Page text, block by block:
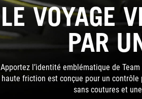
LE VOYAGE
PAR
Apportez l’identité emblématique de
haute friction est conçue pour un
sans coutures et